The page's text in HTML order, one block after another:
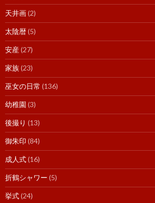
天井画(2)
太陰暦(5)
安産(27)
家族(23)
巫女の日常 (136)
幼稚園 (3)
後撮り (13)
御朱印 (84)
成人式(16)
折鶴シャワー (5)
挙式(24)